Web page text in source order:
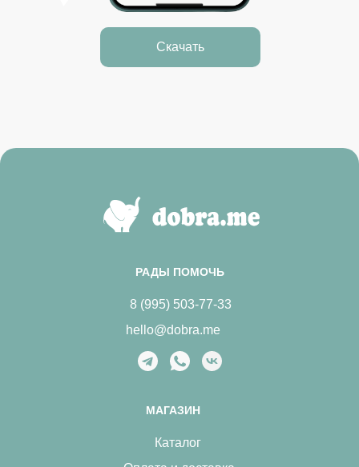
Скачать
МАГАЗИН
Каталог
РАДЫ ПОМОЧЬ
8 (995) 503-77-33
hello@dobra.me